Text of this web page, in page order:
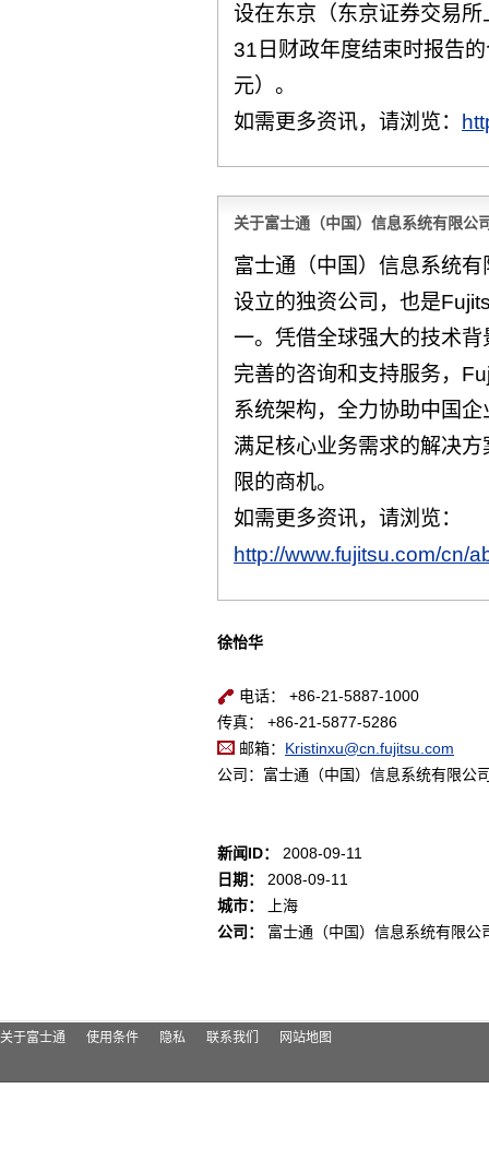
设在东京（东京证券交易
31日财政年度结束时报告
元）。
如需更多资讯，请浏览：
关于富士通（中国）信息系统有限公
富士通（中国）信息系统
设立的独资公司，也是
一。凭借全球强大的技术
完善的咨询和支持服务，
系统架构，全力协助中国
满足核心业务需求的解决
限的商机。
如需更多资讯，请浏览：
http://www.fujitsu.com/cn/
徐怡华
电话： +86-21-5887-1000
传真： +86-21-5877-5286
邮箱： Kristinxu@cn.fujitsu.com
公司：富士通（中国）信息系统有限公
新闻ID：
2008-09-11
日期：
2008-09-11
城市：
上海
公司：
富士通（中国）信息系统有限公
关于富士通 使用条件 隐私 联系我们 网站地图